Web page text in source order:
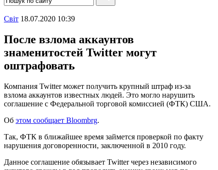
Свiт 18.07.2020 10:39
После взлома аккаунтов
знаменитостей Twitter могут
оштрафовать
Компания Twitter может получить крупный штраф из-за
взлома аккаунтов известных людей. Это могло нарушить
соглашение с Федеральной торговой комиссией (ФТК) США.
Об этом сообщает Bloombrg.
Так, ФТК в ближайшее время займется проверкой по факту
нарушения договоренности, заключенной в 2010 году.
Данное соглашение обязывает Twitter через независимого